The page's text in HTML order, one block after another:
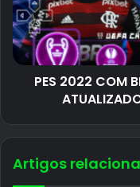
PES 2022 COM
Artigos